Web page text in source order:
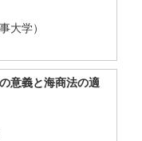
大学）
意義と海商法の適